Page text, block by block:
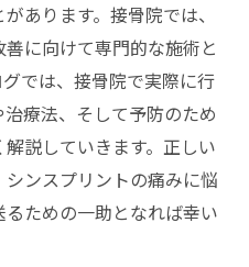
あります。接骨院では、
に向けて専門的な施術と
では、接骨院で実際に行
療法、そして予防のため
説していきます。正しい
ンスプリントの痛みに悩
ための一助となれば幸い